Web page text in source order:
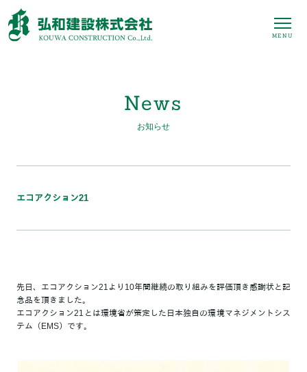
MENU
News
お知らせ
エコアクション21
先日、エコアクション21より10年間継続の取り組みを評価頂き感謝状と記
念品を頂きました。
エコアクション21とは環境省が策定した日本独自の環境マネジメントシス
テム（EMS）です。